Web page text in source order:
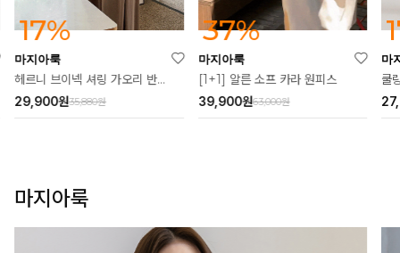
17%
마지아룩
헤르니 브이넥 셔링 가오리 반팔티
35,880원
29,900원
37%
마지아룩
[1+1] 알른 소프 카라 원피스
63,000원
39,900원
마
쿨
마지아룩